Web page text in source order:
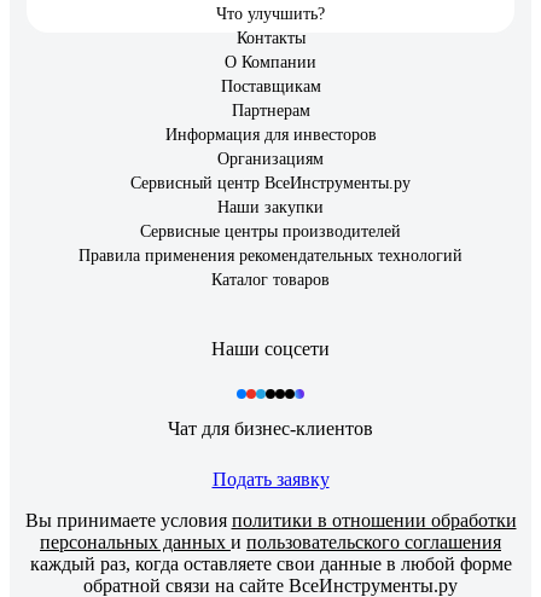
Что улучшить?
Контакты
О Компании
Поставщикам
Партнерам
Информация для инвесторов
Организациям
Сервисный центр ВсеИнструменты.ру
Наши закупки
Сервисные центры производителей
Правила применения рекомендательных технологий
Каталог товаров
Наши соцсети
Чат для бизнес-клиентов
Подать заявку
Вы принимаете условия политики в отношении обработки
персональных данных и пользовательского соглашения
каждый раз, когда оставляете свои данные в любой форме
обратной связи на сайте ВсеИнструменты.ру